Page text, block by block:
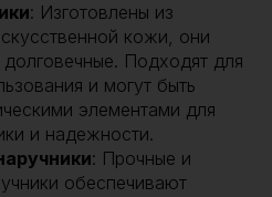
: Изготовлены из
кожи, они
Подходят для
и могут быть
элементами для
и надежности.
: Прочные и
обеспечивают